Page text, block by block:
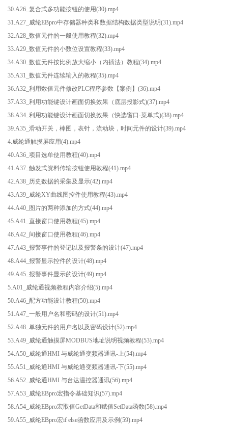
30.A26_复合式多功能按钮的使用(30).mp4
31.A27_威纶EBpro中存储器种类和数据结构数据类型说明(31).mp4
32.A28_数值元件的一般使用教程(32).mp4
33.A29_数值元件的小数位设置教程(33).mp4
34.A30_数值元件按比例放大缩小（内插法）教程(34).mp4
35.A31_数值元件连续输入的教程(35).mp4
36.A32_利用数值元件修改PLC程序参数【案例】(36).mp4
37.A33_利用功能键设计画面切换效果（底层投影式)(37).mp4
38.A34_利用功能键设计画面切换效果（快选窗口-菜单式)(38).mp4
39.A35_滑动开关，棒图，表针，流动块，时间元件的设计(39).mp4
4.威纶通触摸屏应用(4).mp4
40.A36_项目选单使用教程(40).mp4
41.A37_触发式资料传输按钮使用教程(41).mp4
42.A38_历史数据的采集及显示(42).mp4
43.A39_威纶XY曲线图控件使用教程(43).mp4
44.A40_图片的两种添加的方式(44).mp4
45.A41_直接窗口使用教程(45).mp4
46.A42_间接窗口使用教程(46).mp4
47.A43_报警事件的登记以及报警条的设计(47).mp4
48.A44_报警显示控件的设计(48).mp4
49.A45_报警事件显示的设计(49).mp4
5.A01_威纶通视频教程内容介绍(5).mp4
50.A46_配方功能设计教程(50).mp4
51.A47_一般用户名和密码的设计(51).mp4
52.A48_单独元件的用户名以及密码设计(52).mp4
53.A49_威纶通触摸屏MODBUS地址说明视频教程(53).mp4
54.A50_威纶通HMI 与威纶通变频器通讯-上(54).mp4
55.A51_威纶通HMI 与威纶通变频器通讯-下(55).mp4
56.A52_威纶通HMI 与台达温控器通讯(56).mp4
57.A53_威纶EBpro宏指令基础知识(57).mp4
58.A54_威纶EBpro宏取值GetData和赋值SetData函数(58).mp4
59.A55_威纶EBpro宏if else函数应用及示例(59).mp4